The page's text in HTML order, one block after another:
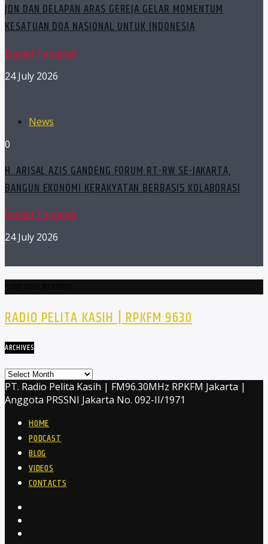
JDN DAN DELAPAN ARAS GEREJA GELAR MOMENTUM
KESATUAN DOA NASIONAL UNTUK INDONESIA
Daniel Tanamal
24 July 2026
News
0
H. ARISAL AZIS GANDENG FORUM RT-RW SE-JAKARTA,
BANGUN EKONOMI KERAKYATAN BERBASIS KOLABORASI
Daniel Tanamal
24 July 2026
RADIO PELITA KASIH | RPKFM 9630
ARCHIVES
Archives
PT. Radio Pelita Kasih | FM96.30MHz RPKFM Jakarta |
Anggota PRSSNI Jakarta No. 092-II/1971
HOME
PODCAST
BLOG
VIDEOS
CONTACTS